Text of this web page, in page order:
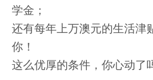
学金；
还有每年上万澳元的生活津
你！
这么优厚的条件，你心动了